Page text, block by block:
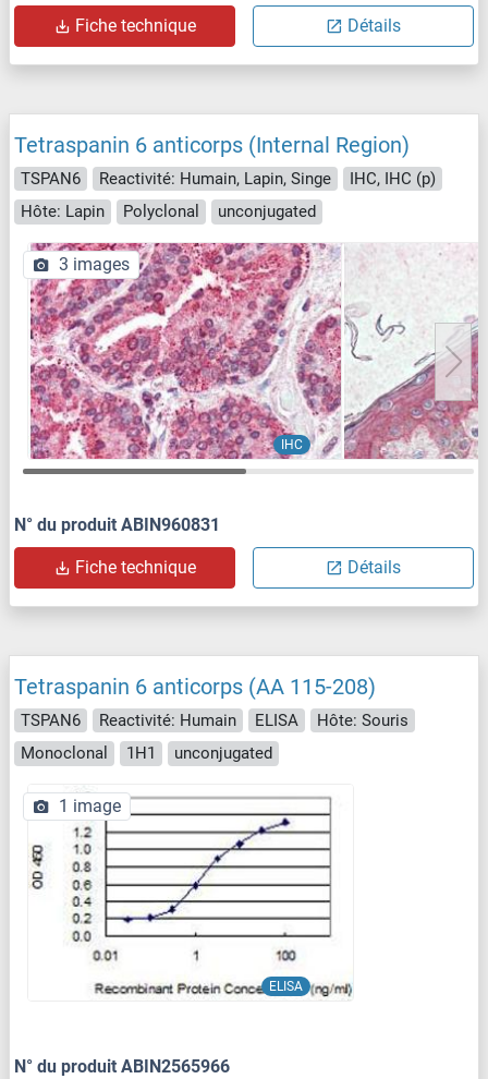
Fiche technique Détails
Tetraspanin 6 anticorps (Internal Region)
TSPAN6 Reactivité: Humain, Lapin, Singe
IHC, IHC (p)
Hôte: Lapin
Polyclonal unconjugated
IHC
3 images
N° du produit ABIN960831
Fiche technique Détails
Tetraspanin 6 anticorps (AA 115-208)
TSPAN6 Reactivité: Humain ELISA
Hôte: Souris
Monoclonal
1H1 unconjugated
ELISA
1 image
N° du produit ABIN2565966